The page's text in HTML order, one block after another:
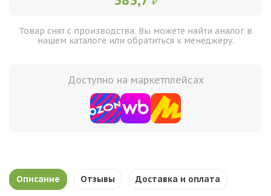
Товар снят с производства. Вы можете найти аналог в
нашем каталоге или обратиться к менеджеру.
Доступно на маркетплейсах
Описание Отзывы Доставка и оплата